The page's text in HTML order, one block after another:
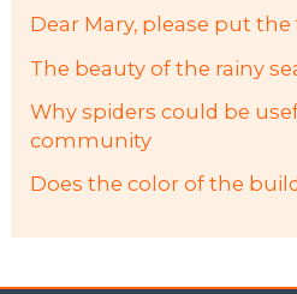
Dear Mary, please put
The beauty of the rainy
Why spiders could be
community
Does the color of the